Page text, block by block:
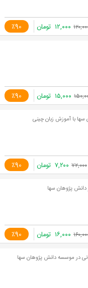
٪90 ۱۲,۰۰۰ تومان
٪90 ۱۵,۰۰۰ تومان
با آموزش زبان چینی
٪90 ۷۲,۰۰۰ ۷,۲۰۰ تومان
دانش پژوهان سها
٪90 ۱۶,۰۰۰ تومان
در موسسه دانش پژوهان سها